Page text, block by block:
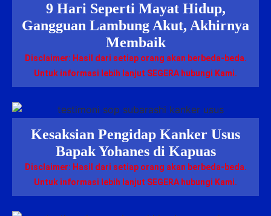
9 Hari Seperti Mayat Hidup,
Gangguan Lambung Akut, Akhirnya
Membaik
Disclaimer: Hasil dari setiap orang akan berbeda-beda.
Untuk informasi lebih lanjut SEGERA hubungi Kami.
Kesaksian Pengidap Kanker Usus
Bapak Yohanes di Kapuas
Disclaimer: Hasil dari setiap orang akan berbeda-beda.
Untuk informasi lebih lanjut SEGERA hubungi Kami.